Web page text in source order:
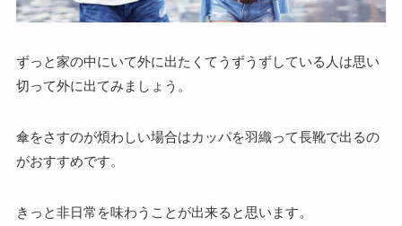
ずっと家の中にいて外に出たくてうずうずしている人は思い
切って外に出てみましょう。
傘をさすのが煩わしい場合はカッパを羽織って長靴で出るの
がおすすめです。
きっと非日常を味わうことが出来ると思います。